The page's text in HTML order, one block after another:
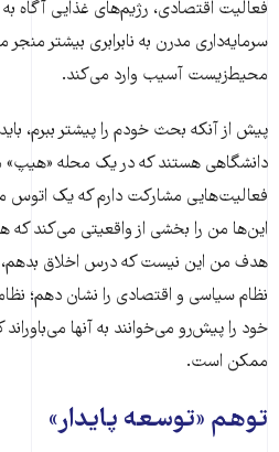
فعالیت اقتصادی، رژیم‌های غذایی آگاه
سرمایه‌داری مدرن به نابرابری بیشتر
محیط‌زیست آسیب وارد می‌کند.
پیش از آنکه بحث خودم را پیشتر ببرم،
دانشگاهی هستند که در یک محله «هیپ»
فعالیت‌هایی مشارکت دارم که یک
این‌ها من را بخشی از واقعیتی می‌کند
هدف من این نیست که درس اخلاق
نظام سیاسی و اقتصادی را نشان دهم؛
خود را پیش‌رو می‌خوانند به آنها می‌باوراند
ممکن است.
توهم «توسعه پایدار»